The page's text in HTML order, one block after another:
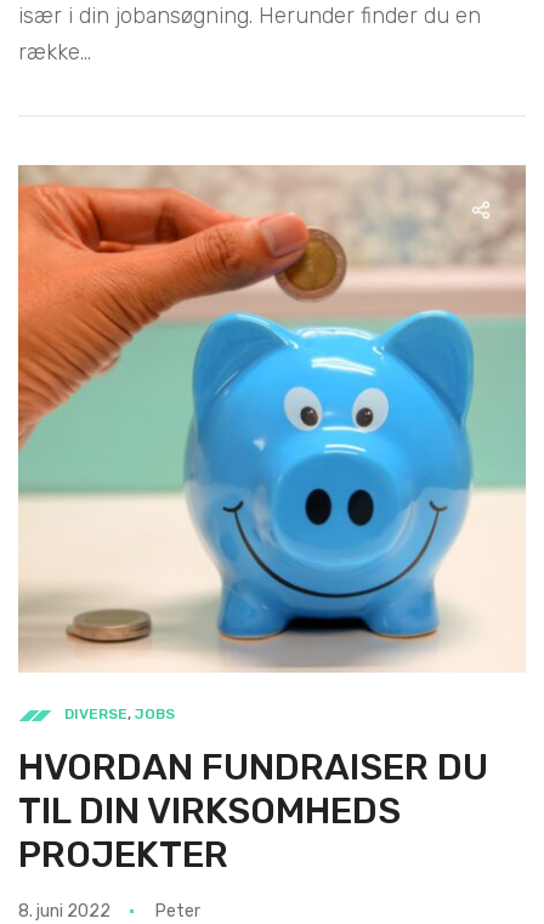
især i din jobansøgning. Herunder finder du en
række...
DIVERSE, JOBS
HVORDAN FUNDRAISER DU
TIL DIN VIRKSOMHEDS
PROJEKTER
8. juni 2022 Peter